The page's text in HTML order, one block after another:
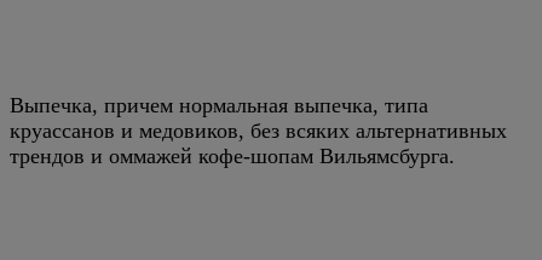
Выпечка, причем нормальная выпечка, типа
круассанов и медовиков, без всяких альтернативных
трендов и оммажей кофе-шопам Вильямсбурга.